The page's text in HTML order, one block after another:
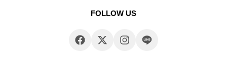
FOLLOW US